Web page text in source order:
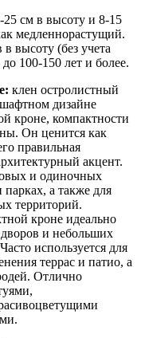
25 см в высоту и 8-15
медленнорастущий.
высоту (без учета
100-150 лет и более.
клен остролистный
дизайне
кроне, компактности
Он ценится как
правильная
акцент.
и одиночных
парках, а также для
территорий.
кроне идеально
и небольших
используется для
террас и патио, а
Отлично